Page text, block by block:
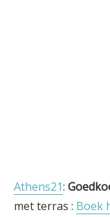
Athens21:
met terras : Boek